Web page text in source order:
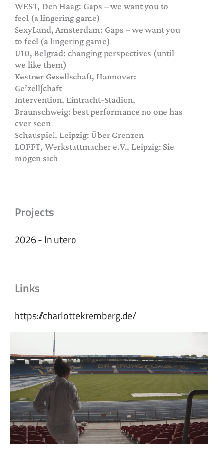
WEST, Den Haag: Gaps – we want you to
feel (a lingering game)
SexyLand, Amsterdam: Gaps – we want you
to feel (a lingering game)
U10, Belgrad: changing perspectives (until
we like them)
Kestner Gesellschaft, Hannover:
Ge’zell∫chaft
Intervention, Eintracht-Stadion,
Braunschweig: best performance no one has
ever seen
Schauspiel, Leipzig: Über Grenzen
LOFFT, Werkstattmacher e.V., Leipzig: Sie
mögen sich
Projects
2026 - In utero
Links
https://charlottekremberg.de/